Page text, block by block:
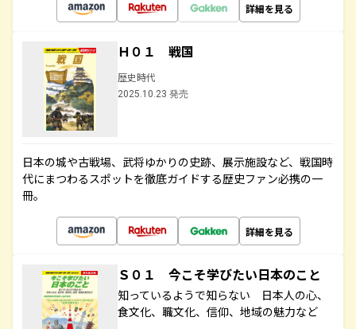
詳細を見る
Ｈ０１ 戦国
歴史時代
2025.10.23 発売
日本の城や古戦場、武将ゆかりの史跡、展示施設など、戦国時
代にまつわるスポットを徹底ガイドする歴史ファン必携の一
冊。
詳細を見る
Ｓ０１ 今こそ学びたい日本のこと
知っているようで知らない 日本人の心、
食文化、職文化、信仰、地域の魅力など